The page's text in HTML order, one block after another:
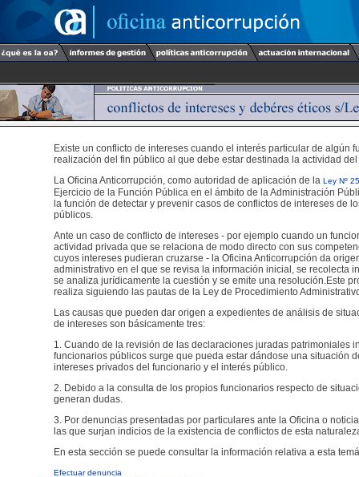
Existe un conflicto de intereses cuando el interés particular de algún
realización del fin público al que debe estar destinada la actividad del
La Oficina Anticorrupción, como autoridad de aplicación de la Ley Nº
Ejercicio de la Función Pública en el ámbito de la Administración
la función de detectar y prevenir casos de conflictos de intereses de
públicos.
Ante un caso de conflicto de intereses - por ejemplo cuando un
actividad privada que se relaciona de modo directo con sus
cuyos intereses pudieran cruzarse - la Oficina Anticorrupción da
administrativo en el que se revisa la información inicial, se recolecta
se analiza jurídicamente la cuestión y se emite una resolución.Este
realiza siguiendo las pautas de la Ley de Procedimiento
Las causas que pueden dar origen a expedientes de análisis de
de intereses son básicamente tres:
1. Cuando de la revisión de las declaraciones juradas patrimoniales
funcionarios públicos surge que pueda estar dándose una situación
intereses privados del funcionario y el interés público.
2. Debido a la consulta de los propios funcionarios respecto de
generan dudas.
3. Por denuncias presentadas por particulares ante la Oficina o
las que surjan indicios de la existencia de conflictos de esta
En esta sección se puede consultar la información relativa a esta
Efectuar denuncia